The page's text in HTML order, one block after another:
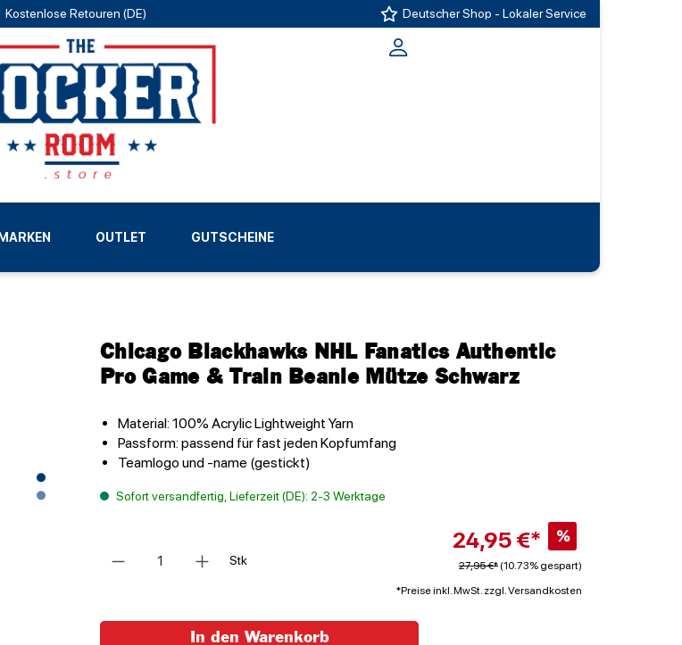
Kostenlose Retouren (DE) Deutscher Shop - Lokaler Service
MARKEN
LIGEN
OUTLET GUTSCHEINE
Chicago Blackhawks NHL Fanatics Authentic
Pro Game & Train Beanie Mütze Schwarz
Material: 100% Acrylic Lightweight Yarn
Passform: passend für fast jeden Kopfumfang
Teamlogo und -name (gestickt)
Sofort versandfertig, Lieferzeit (DE): 2-3 Werktage
Stk
24,95 €* %
27,95 €* (10.73% gespart)
*Preise inkl. MwSt. zzgl. Versandkosten
In den Warenkorb